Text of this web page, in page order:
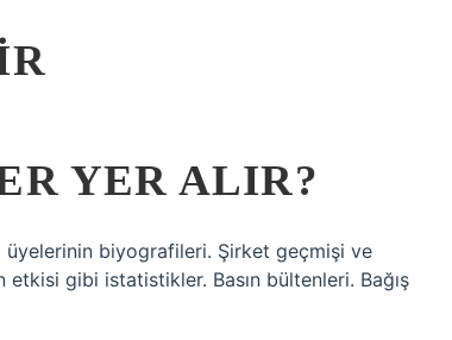
YER ALIR?
üyelerinin biyografileri. Şirket geçmişi ve
gibi istatistikler. Basın bültenleri. Bağış